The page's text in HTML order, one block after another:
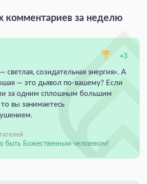
комментариев за неделю
+3
светлая, созидательная энергия». А
— это дьявол по-вашему? Если
за одним сплошным большим
вы занимаетесь
быть Божественным человеком!